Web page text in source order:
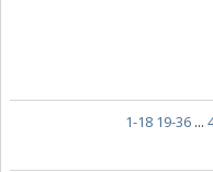
1-18 19-36 ...